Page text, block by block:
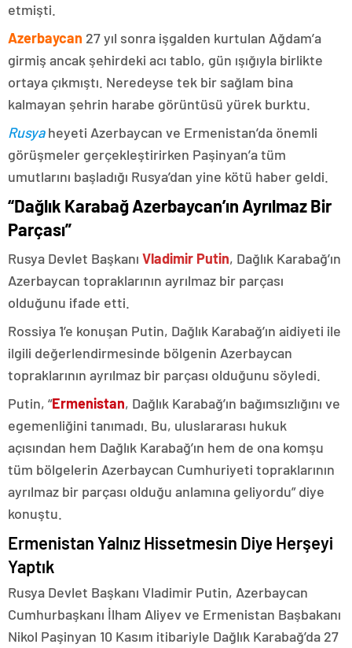
etmişti.
Azerbaycan 27 yıl sonra işgalden kurtulan Ağdam’a
girmiş ancak şehirdeki acı tablo, gün ışığıyla birlikte
ortaya çıkmıştı. Neredeyse tek bir sağlam bina
kalmayan şehrin harabe görüntüsü yürek burktu.
Rusyaheyeti Azerbaycan ve Ermenistan’da önemli
görüşmeler gerçekleştirirken Paşinyan’a tüm
umutlarını başladığı Rusya’dan yine kötü haber geldi.
“Dağlık Karabağ Azerbaycan’ın Ayrılmaz Bir
Parçası”
Rusya Devlet Başkanı Vladimir Putin, Dağlık Karabağ’ın
Azerbaycan topraklarının ayrılmaz bir parçası
olduğunu ifade etti.
Rossiya 1’e konuşan Putin, Dağlık Karabağ’ın aidiyeti ile
ilgili değerlendirmesinde bölgenin Azerbaycan
topraklarının ayrılmaz bir parçası olduğunu söyledi.
Putin, “Ermenistan, Dağlık Karabağ’ın bağımsızlığını ve
egemenliğini tanımadı. Bu, uluslararası hukuk
açısından hem Dağlık Karabağ’ın hem de ona komşu
tüm bölgelerin Azerbaycan Cumhuriyeti topraklarının
ayrılmaz bir parçası olduğu anlamına geliyordu” diye
konuştu.
Ermenistan Yalnız Hissetmesin Diye Herşeyi
Yaptık
Rusya Devlet Başkanı Vladimir Putin, Azerbaycan
Cumhurbaşkanı İlham Aliyev ve Ermenistan Başbakanı
Nikol Paşinyan 10 Kasım itibariyle Dağlık Karabağ’da 27